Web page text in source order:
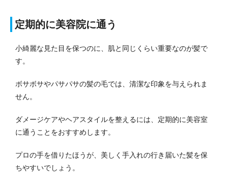
定期的に美容院に通う
小綺麗な見た目を保つのに、肌と同じくらい重要なのが髪で
す。
ボサボサやパサパサの髪の毛では、清潔な印象を与えられま
せん。
ダメージケアやヘアスタイルを整えるには、定期的に美容室
に通うことをおすすめします。
プロの手を借りたほうが、美しく手入れの行き届いた髪を保
ちやすいでしょう。